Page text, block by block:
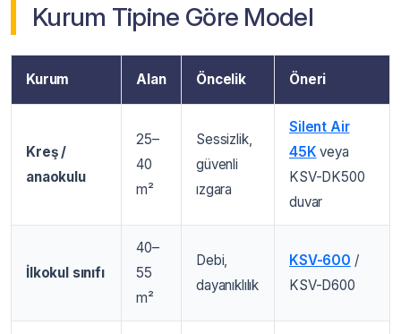
Kurum Tipine Göre Model
Kurum Alan Öncelik Öneri
Kreş /
anaokulu
25–
40
m²
Sessizlik,
güvenli
ızgara
Silent Air
45K veya
KSV-DK500
duvar
İlkokul sınıfı
40–
55
m²
Debi,
dayanıklılık
KSV-600 /
KSV-D600